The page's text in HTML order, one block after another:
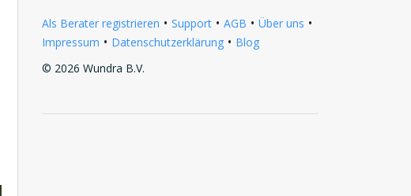
Als Berater registrieren • Support • AGB • Über uns •
Impressum • Datenschutzerklärung • Blog
© 2026 Wundra B.V.